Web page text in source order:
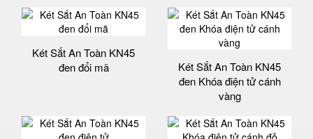
Két Sắt An Toàn KN45
đen đổi mã
Két Sắt An Toàn KN45
đen Khóa điện tử cánh
vàng